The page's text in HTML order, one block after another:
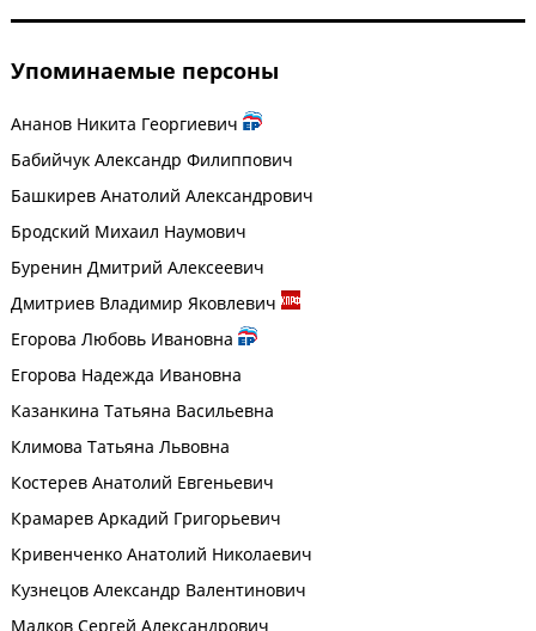
Упоминаемые персоны
Ананов Никита Георгиевич
Бабийчук Александр Филиппович
Башкирев Анатолий Александрович
Бродский Михаил Наумович
Буренин Дмитрий Алексеевич
Дмитриев Владимир Яковлевич
Егорова Любовь Ивановна
Егорова Надежда Ивановна
Казанкина Татьяна Васильевна
Климова Татьяна Львовна
Костерев Анатолий Евгеньевич
Крамарев Аркадий Григорьевич
Кривенченко Анатолий Николаевич
Кузнецов Александр Валентинович
Малков Сергей Александрович